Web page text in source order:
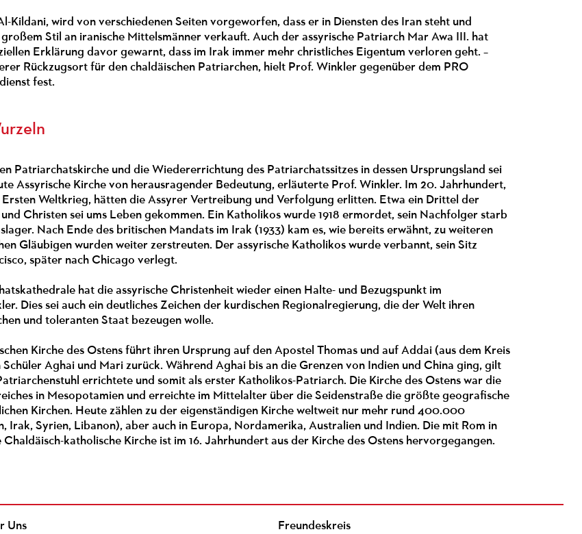
Kildani, wird von verschiedenen Seiten vorgeworfen, dass er in Diensten des Iran steht und
Stil an iranische Mittelsmänner verkauft. Auch der assyrische Patriarch Mar Awa III. hat
Erklärung davor gewarnt, dass im Irak immer mehr christliches Eigentum verloren geht. –
Rückzugsort für den chaldäischen Patriarchen, hielt Prof. Winkler gegenüber dem PRO
fest.
Patriarchatskirche und die Wiedererrichtung des Patriarchatssitzes in dessen Ursprungsland sei
Assyrische Kirche von herausragender Bedeutung, erläuterte Prof. Winkler. Im 20. Jahrhundert,
Ersten Weltkrieg, hätten die Assyrer Vertreibung und Verfolgung erlitten. Etwa ein Drittel der
Christen sei ums Leben gekommen. Ein Katholikos wurde 1918 ermordet, sein Nachfolger starb
Nach Ende des britischen Mandats im Irak (1933) kam es, wie bereits erwähnt, zu weiteren
Gläubigen wurden weiter zerstreuten. Der assyrische Katholikos wurde verbannt, sein Sitz
später nach Chicago verlegt.
hat die assyrische Christenheit wieder einen Halte- und Bezugspunkt im
Dies sei auch ein deutliches Zeichen der kurdischen Regionalregierung, die der Welt ihren
und toleranten Staat bezeugen wolle.
Kirche des Ostens führt ihren Ursprung auf den Apostel Thomas und auf Addai (aus dem Kreis
Schüler Aghai und Mari zurück. Während Aghai bis an die Grenzen von Indien und China ging, gilt
errichtete und somit als erster Katholikos-Patriarch. Die Kirche des Ostens war die
in Mesopotamien und erreichte im Mittelalter über die Seidenstraße die größte geografische
Kirchen. Heute zählen zu der eigenständigen Kirche weltweit nur mehr rund 400.000
Irak, Syrien, Libanon), aber auch in Europa, Nordamerika, Australien und Indien. Die mit Rom in
katholische Kirche ist im 16. Jahrhundert aus der Kirche des Ostens hervorgegangen.
Uns Freundeskreis